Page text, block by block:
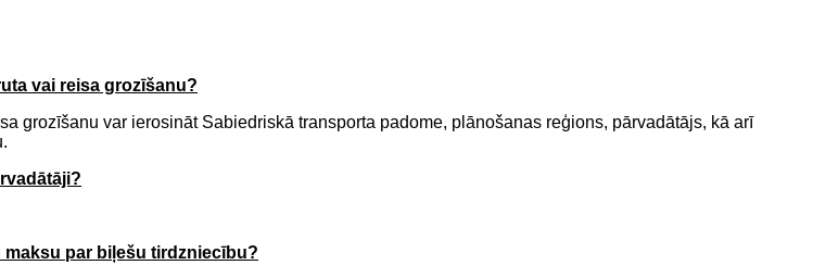
vai reisa grozīšanu?
grozīšanu var ierosināt Sabiedriskā transporta padome, plānošanas reģions, pārvadātājs, kā arī
par biļešu tirdzniecību?